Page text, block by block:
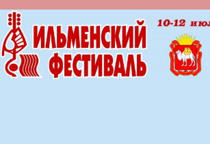
Ильменский фестиваль